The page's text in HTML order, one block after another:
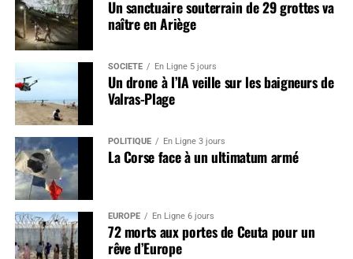
Un sanctuaire souterrain de 29 grottes va
naître en Ariège
SOCIÉTÉ En Ligne 5 jours
Un drone à l’IA veille sur les baigneurs de
Valras-Plage
POLITIQUE En Ligne 3 jours
La Corse face à un ultimatum armé
EUROPE En Ligne 6 jours
72 morts aux portes de Ceuta pour un
rêve d’Europe